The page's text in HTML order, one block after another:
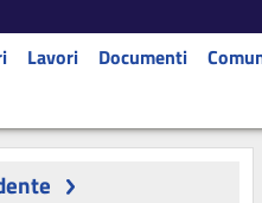
Lavori Documenti